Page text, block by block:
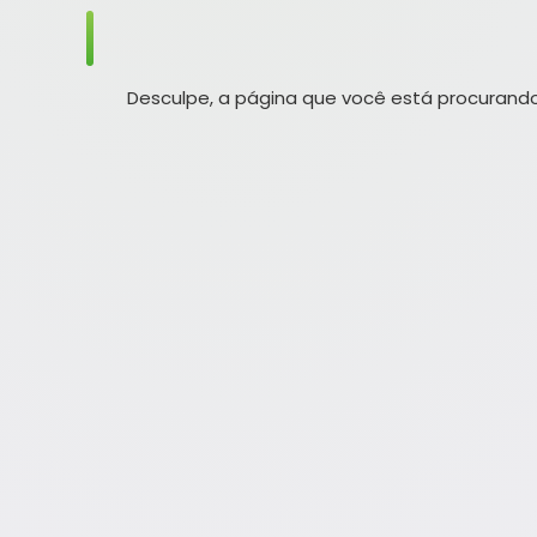
Desculpe, a página que você está